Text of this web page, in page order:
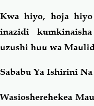
Kwa hiyo, hoja
inazidi
uzushi huu wa
Sababu Ya Ishirini
Wasiosherehekea